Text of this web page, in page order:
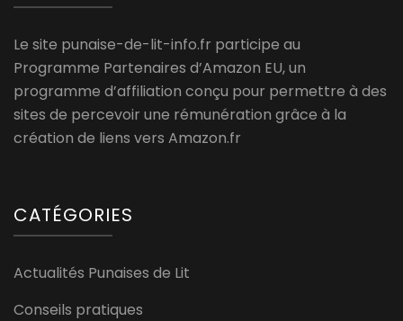
Le site punaise-de-lit-info.fr participe au
Programme Partenaires d’Amazon EU, un
programme d’affiliation conçu pour permettre à des
sites de percevoir une rémunération grâce à la
création de liens vers Amazon.fr
CATÉGORIES
Actualités Punaises de Lit
Conseils pratiques